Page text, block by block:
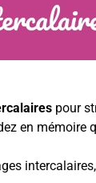
pour
en mémoire